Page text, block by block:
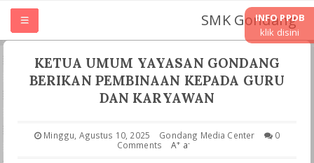
INFO PPDB
klik disini
SMK Gondang
HOME
UNIT KERJA
KETUA UMUM YAYASAN GONDANG
BERIKAN PEMBINAAN KEPADA GURU
DAN KARYAWAN
Minggu, Agustus 10, 2025 Gondang Media Center
0
Comments
A+ a-